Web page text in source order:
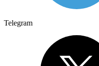
Telegram